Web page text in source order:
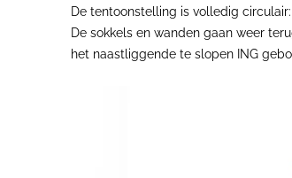
De tentoonstelling is volledig
De sokkels en wanden gaan weer
het naastliggende te slopen ING